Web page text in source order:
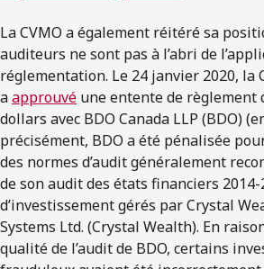
La CVMO a également réitéré sa
auditeurs ne sont pas à l’abri de
réglementation. Le 24 janvier 2020, la
aapprouvé une entente de règlement
dollars avec BDO Canada LLP (BDO)
précisément, BDO a été pénalisée
des normes d’audit généralement
de son audit des états financiers 2014-
d’investissement gérés par Crystal
Systems Ltd. (Crystal Wealth). En
qualité de l’audit de BDO, certains